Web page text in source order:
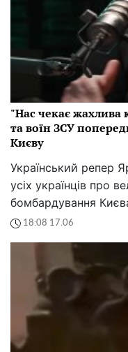
"Нас чекає жахлива
та воїн ЗСУ
Києву
Український репер
усіх українців про
бомбардування
18:08 17.06